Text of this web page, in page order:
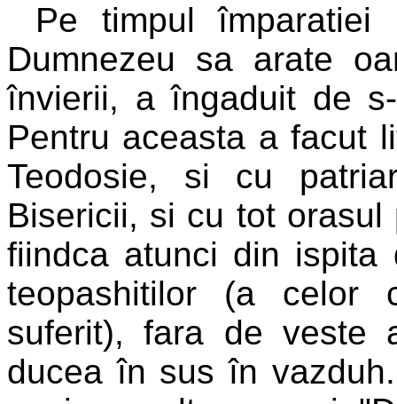
Pe timpul
Dumnezeu sa arate
învierii, a îngaduit de
Pentru aceasta a facut
Teodosie, si cu
Bisericii, si cu tot
fiindca atunci din ispita
teopashitilor (a celor
suferit), fara de
ducea în sus în